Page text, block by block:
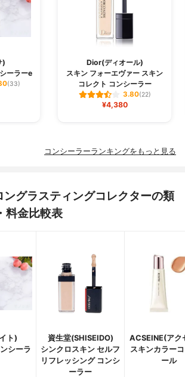
)
ーラーe
(33)
Dior(ディオール)
スキン フォーエヴァー スキン
コレクト コンシーラー
3.80(22)
¥4,380
コンシーラーランキングをもっと見る
グラスティングコレクターの類
料金比較表
ト)
シーラ
資生堂(SHISEIDO)
シンクロスキン セルフ
リフレッシング コンシ
ーラー
ACSEINE(アク
スキンカラー
ール